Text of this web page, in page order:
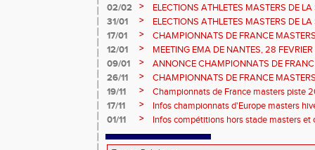
02/02
>
ELECTIONS ATHLETES MASTERS DE
vote : athlètes femmes.
31/01 >
ELECTIONS ATHLETES MASTERS DE
17/01
>
CHAMPIONNATS DE FRANCE
informations sur les inscriptions et report
12/01 >
MEETING EMA DE NANTES, 28
09/01
>
ANNONCE CHAMPIONNATS DE
ÉPREUVES COMBINÉES ET ÉPREUVES
26/11 >
CHAMPIONNATS DE FRANCE
2026, site de l'organisation.
19/11 >
Championnats de France masters piste
17/11
>
Infos championnats d'Europe masters
01/11
> Infos compétitions hors stade masters et